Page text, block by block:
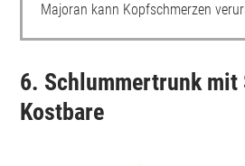
Majoran kann Kopfschmerzen
6. Schlummertrunk mit
Kostbare